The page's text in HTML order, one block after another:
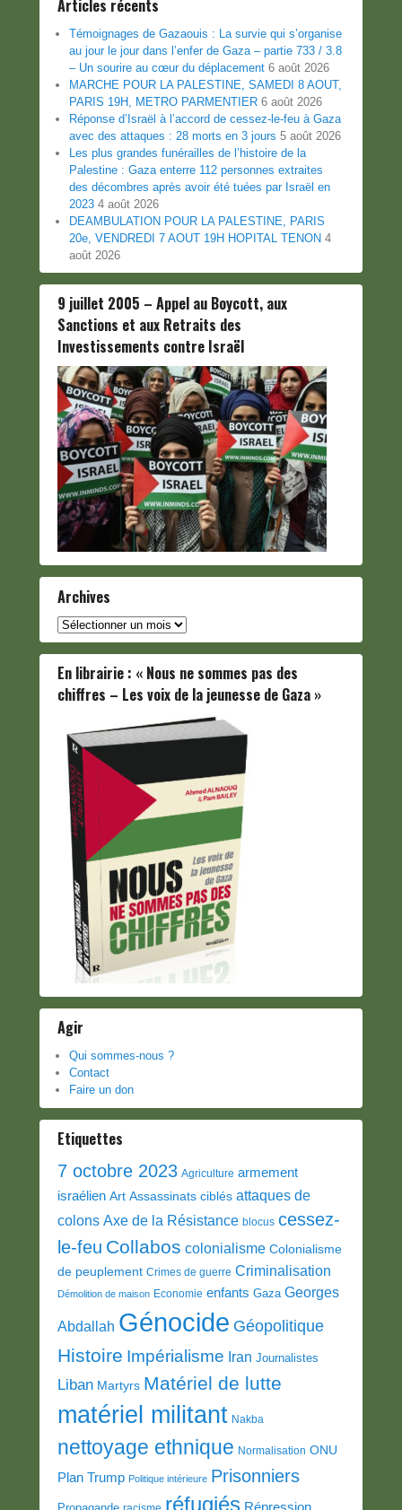
Articles récents
Témoignages de Gazaouis : La survie qui s’organise
au jour le jour dans l’enfer de Gaza – partie 733 / 3.8
– Un sourire au cœur du déplacement 6 août 2026
MARCHE POUR LA PALESTINE, SAMEDI 8 AOUT,
PARIS 19H, METRO PARMENTIER 6 août 2026
Réponse d’Israël à l’accord de cessez-le-feu à Gaza
avec des attaques : 28 morts en 3 jours 5 août 2026
Les plus grandes funérailles de l’histoire de la
Palestine : Gaza enterre 112 personnes extraites
des décombres après avoir été tuées par Israël en
2023 4 août 2026
DEAMBULATION POUR LA PALESTINE, PARIS
20e, VENDREDI 7 AOUT 19H HOPITAL TENON 4
août 2026
9 juillet 2005 – Appel au Boycott, aux
Sanctions et aux Retraits des
Investissements contre Israël
Archives
Archives
En librairie : « Nous ne sommes pas des
chiffres – Les voix de la jeunesse de Gaza »
Agir
Qui sommes-nous ?
Contact
Faire un don
Etiquettes
7 octobre 2023 Agriculture armement
israélien Art Assassinats ciblés attaques de
colons Axe de la Résistance blocus cessez-
le-feu Collabos colonialisme Colonialisme
de peuplement Crimes de guerre Criminalisation
Démolition de maison Economie enfants Gaza Georges
Abdallah Génocide Géopolitique
Histoire Impérialisme Iran Journalistes
Liban Martyrs Matériel de lutte
matériel militant Nakba
nettoyage ethnique Normalisation ONU
Plan Trump Politique intérieure Prisonniers
réfugiés